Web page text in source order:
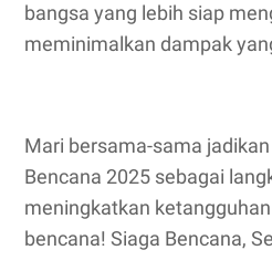
bangsa yang lebih siap
meminimalkan dampak
Mari bersama-sama
Bencana 2025 sebagai
meningkatkan
bencana! Siaga Bencana,